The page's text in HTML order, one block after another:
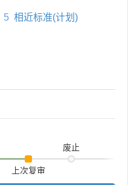
5 相近标准(计划)
上次复审
废止